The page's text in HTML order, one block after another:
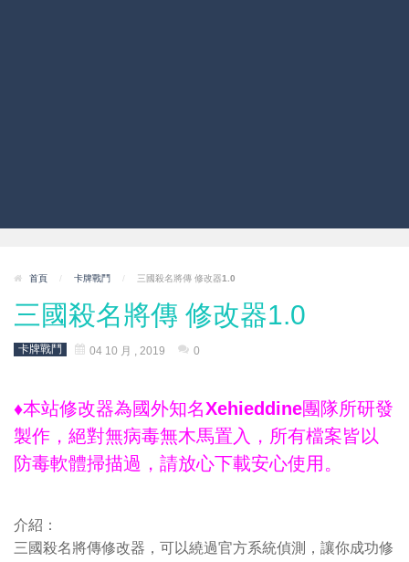
首頁 / 卡牌戰鬥 / 三國殺名將傳 修改器1.0
三國殺名將傳 修改器1.0
卡牌戰鬥 04 10 月 , 2019 0
♦本站修改器為國外知名Xehieddine團隊所研發
製作，絕對無病毒無木馬置入，所有檔案皆以
防毒軟體掃描過，請放心下載安心使用。
介紹：
三國殺名將傳修改器，可以繞過官方系統偵測，讓你成功修